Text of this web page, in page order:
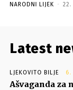
NARODNI LIJEK - 22.
Latest
LJEKOVITO BILJE 6.
Ašvaganda za